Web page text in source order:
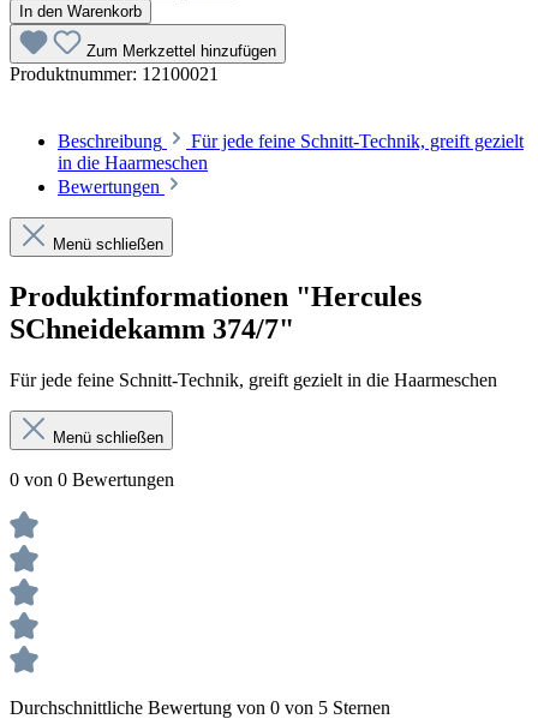
In den Warenkorb
Zum Merkzettel hinzufügen
Produktnummer: 12100021
Beschreibung
Für jede feine Schnitt-Technik, greift gezielt
in die Haarmeschen
Bewertungen
Menü schließen
Produktinformationen "Hercules
SChneidekamm 374/7"
Für jede feine Schnitt-Technik, greift gezielt in die Haarmeschen
Menü schließen
0 von 0 Bewertungen
Durchschnittliche Bewertung von 0 von 5 Sternen